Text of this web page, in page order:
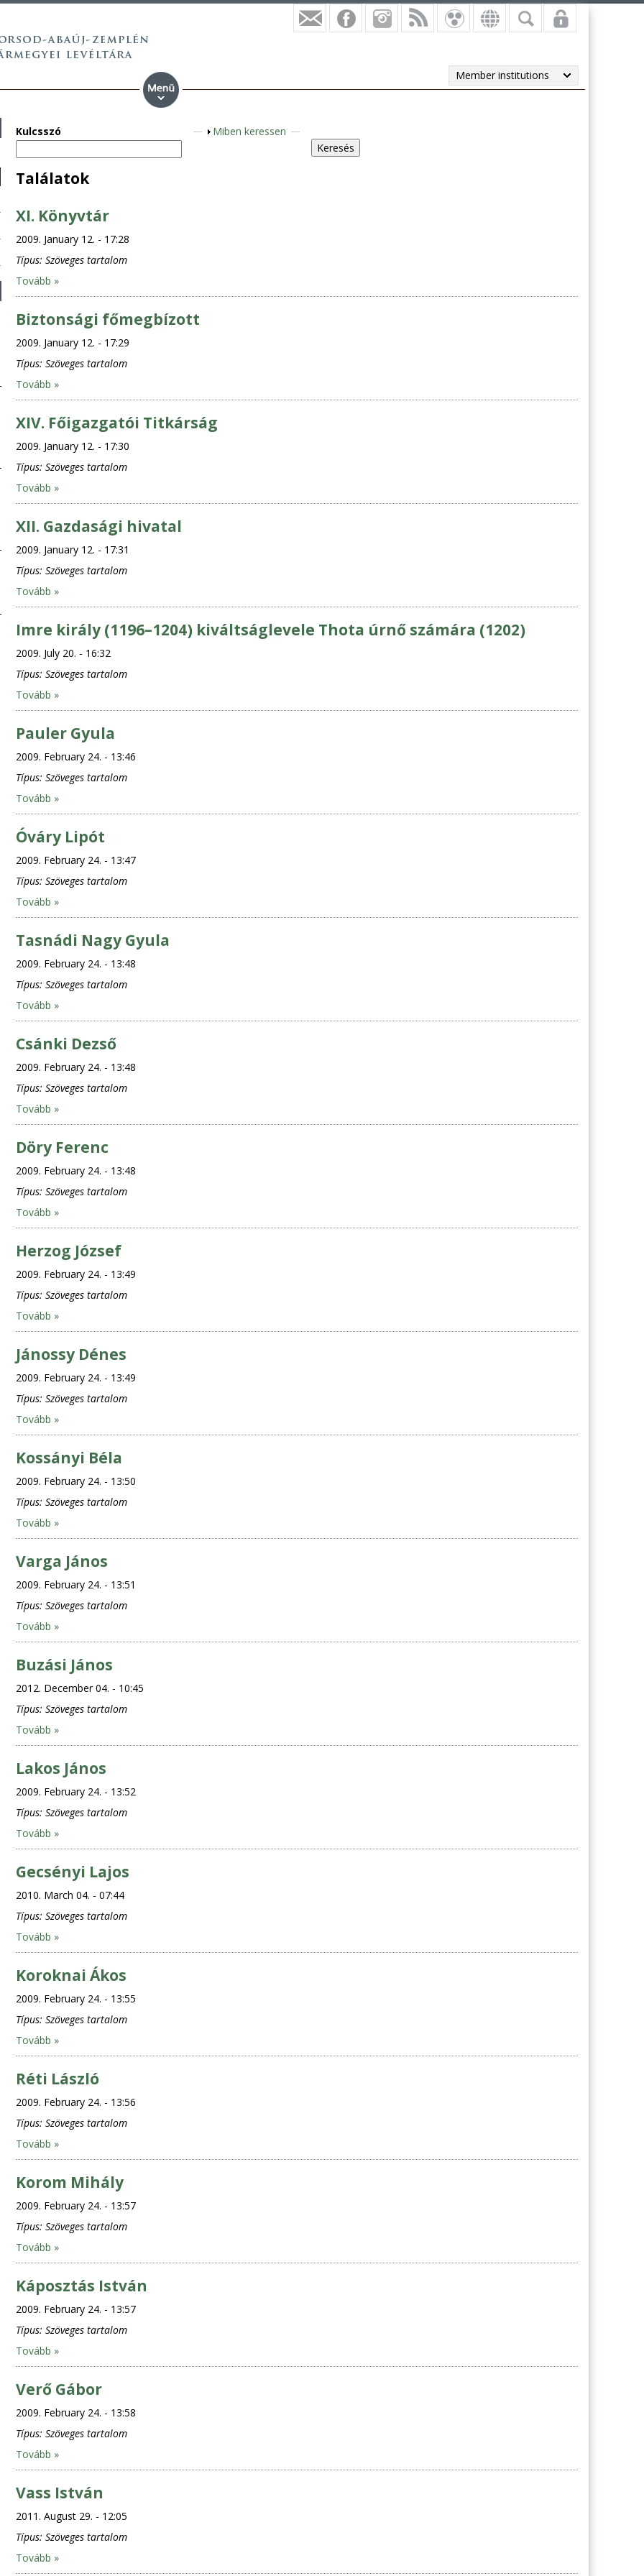
Member institutions
Kulcsszó
S
Miben keressen
Találatok
XI. Könyvtár
2009. January 12. - 17:28
Típus: Szöveges tartalom
Tovább »
Biztonsági főmegbízott
2009. January 12. - 17:29
Típus: Szöveges tartalom
Tovább »
XIV. Főigazgatói Titkárság
2009. January 12. - 17:30
Típus: Szöveges tartalom
Tovább »
XII. Gazdasági hivatal
2009. January 12. - 17:31
Típus: Szöveges tartalom
Tovább »
Imre király (1196–1204) kiváltságlevele Thota úrnő számára (1202)
2009. July 20. - 16:32
Típus: Szöveges tartalom
Tovább »
Pauler Gyula
2009. February 24. - 13:46
Típus: Szöveges tartalom
Tovább »
Óváry Lipót
2009. February 24. - 13:47
Típus: Szöveges tartalom
Tovább »
Tasnádi Nagy Gyula
2009. February 24. - 13:48
Típus: Szöveges tartalom
Tovább »
Csánki Dezső
2009. February 24. - 13:48
Típus: Szöveges tartalom
Tovább »
Döry Ferenc
2009. February 24. - 13:48
Típus: Szöveges tartalom
Tovább »
Herzog József
2009. February 24. - 13:49
Típus: Szöveges tartalom
Tovább »
Jánossy Dénes
2009. February 24. - 13:49
Típus: Szöveges tartalom
Tovább »
Kossányi Béla
2009. February 24. - 13:50
Típus: Szöveges tartalom
Tovább »
Varga János
2009. February 24. - 13:51
Típus: Szöveges tartalom
Tovább »
Buzási János
2012. December 04. - 10:45
Típus: Szöveges tartalom
Tovább »
Lakos János
2009. February 24. - 13:52
Típus: Szöveges tartalom
Tovább »
Gecsényi Lajos
2010. March 04. - 07:44
Típus: Szöveges tartalom
Tovább »
Koroknai Ákos
2009. February 24. - 13:55
Típus: Szöveges tartalom
Tovább »
Réti László
2009. February 24. - 13:56
Típus: Szöveges tartalom
Tovább »
Korom Mihály
2009. February 24. - 13:57
Típus: Szöveges tartalom
Tovább »
Káposztás István
2009. February 24. - 13:57
Típus: Szöveges tartalom
Tovább »
Verő Gábor
2009. February 24. - 13:58
Típus: Szöveges tartalom
Tovább »
Vass István
2011. August 29. - 12:05
Típus: Szöveges tartalom
Tovább »